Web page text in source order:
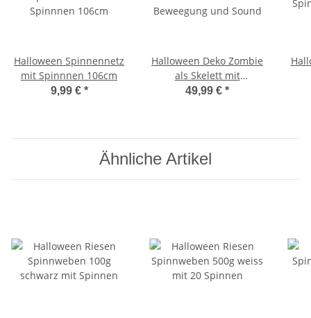
Halloween Spinnennetz
mit Spinnnen 106cm
9,99 € *
Halloween Deko Zombie
als Skelett mit
Beweegung und Sound
49,99 € *
Ähnliche Artikel